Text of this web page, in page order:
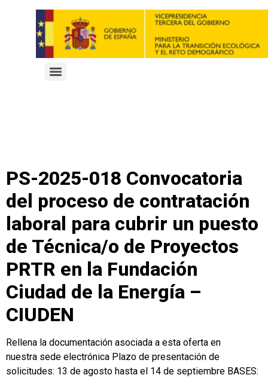
PS-2025-018 Convocatoria
del proceso de contratación
laboral para cubrir un puesto
de Técnica/o de Proyectos
PRTR en la Fundación
Ciudad de la Energía –
CIUDEN
Rellena la documentación asociada a esta oferta en
nuestra sede electrónica Plazo de presentación de
solicitudes: 13 de agosto hasta el 14 de septiembre BASES: